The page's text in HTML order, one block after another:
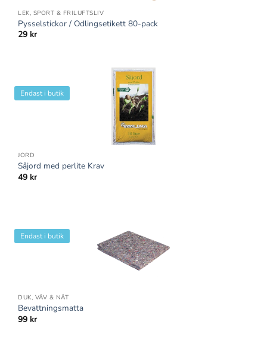
LEK, SPORT & FRILUFTSLIV
Pysselstickor / Odlingsetikett 80-pack
29 kr
Endast i butik
JORD
Såjord med perlite Krav
49 kr
Endast i butik
DUK, VÄV & NÄT
Bevattningsmatta
99 kr